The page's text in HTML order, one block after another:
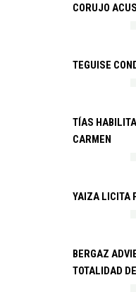
CORUJO
TEGUISE
TÍAS
CARMEN
YAIZA LICITA
BERGAZ
TOTALIDAD